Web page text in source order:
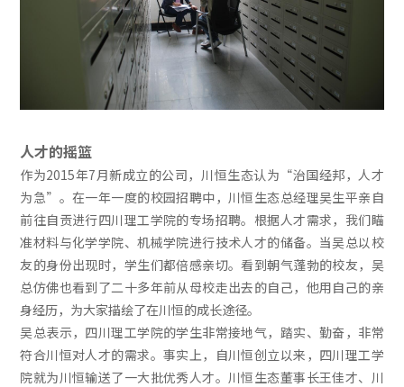
人才的摇篮
作为2015年7月新成立的公司，川恒生态认为“治国经邦，人才
为急”。在一年一度的校园招聘中，川恒生态总经理吴生平亲自
前往自贡进行四川理工学院的专场招聘。根据人才需求，我们瞄
准材料与化学学院、机械学院进行技术人才的储备。当吴总以校
友的身份出现时，学生们都倍感亲切。看到朝气蓬勃的校友，吴
总仿佛也看到了二十多年前从母校走出去的自己，他用自己的亲
身经历，为大家描绘了在川恒的成长途径。
吴总表示，四川理工学院的学生非常接地气，踏实、勤奋，非常
符合川恒对人才的需求。事实上，自川恒创立以来，四川理工学
院就为川恒输送了一大批优秀人才。川恒生态董事长王佳才、川